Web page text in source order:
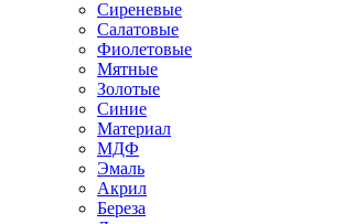
Сиреневые
Салатовые
Фиолетовые
Мятные
Золотые
Синие
Материал
МДФ
Эмаль
Акрил
Береза